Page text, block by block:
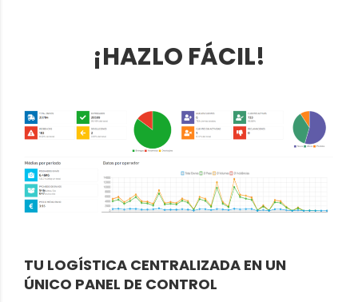
¡HAZLO FÁCIL!
TU LOGÍSTICA CENTRALIZADA EN UN
ÚNICO PANEL DE CONTROL